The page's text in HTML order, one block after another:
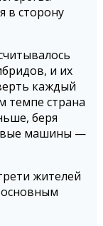
в сторону
и их
каждый
темпе страна
беря
машины —
жителей
основным